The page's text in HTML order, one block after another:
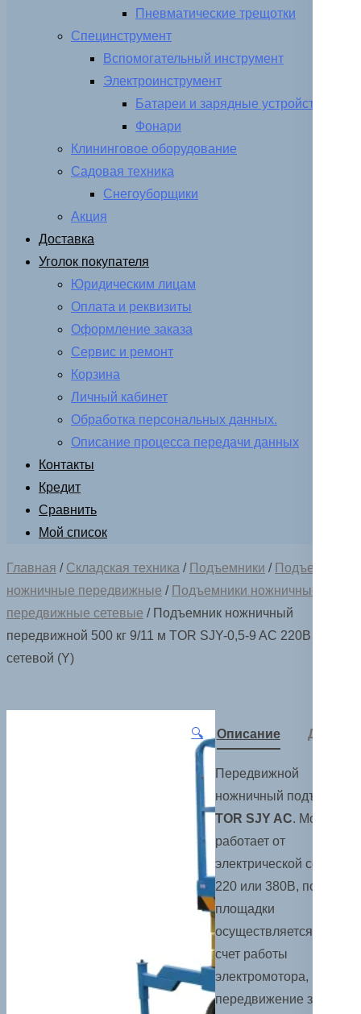
Пневматические трещотки
Специнструмент
Вспомогательный инструмент
Электроинструмент
Батареи и зарядные устройства
Фонари
Клининговое оборудование
Садовая техника
Снегоуборщики
Акция
Доставка
Уголок покупателя
Юридическим лицам
Оплата и реквизиты
Оформление заказа
Сервис и ремонт
Корзина
Личный кабинет
Обработка персональных данных.
Описание процесса передачи данных
Контакты
Кредит
Сравнить
Мой список
Главная / Складская техника / Подъемники / Подъемники
ножничные передвижные / Подъемники ножничные
передвижные сетевые / Подъемник ножничный
передвижной 500 кг 9/11 м TOR SJY-0,5-9 AC 220В
сетевой (Y)
🔍 Описание Детали
Передвижной
ножничный подъемник
TOR SJY AC. Модель
работает от
электрической сети
220 или 380В, подъем
площадки
осуществляется за
счет работы
электромотора,
передвижение за счет